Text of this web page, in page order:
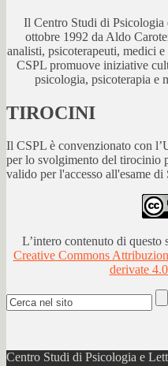
Il Centro Studi di Psicologia
ottobre 1992 da Aldo
analisti, psicoterapeuti, medici
CSPL promuove iniziative
psicologia, psicoterapia e
TIROCINI
Il CSPL è convenzionato con
per lo svolgimento del tirocinio
valido per l'accesso all'esame di
L’intero contenuto di
Creative Commons
derivate
Centro Studi di Psicologia e